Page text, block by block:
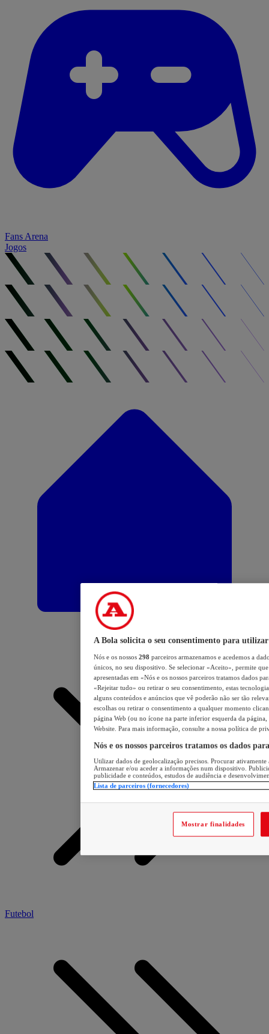
Fans Arena
Jogos
Futebol
A Bola solicita o seu consentimento para utilizar
Nós e os nossos 298 parceiros armazenamos e acedemos a
únicos, no seu dispositivo. Se selecionar «Aceito», permite
apresentadas em «Nós e os nossos parceiros tratamos dados
«Rejeitar tudo» ou retirar o seu consentimento, estas
alguns conteúdos e anúncios que vê poderão não ser tão
escolhas ou retirar o consentimento a qualquer momento
página Web (ou no ícone na parte inferior esquerda da página,
Website. Para mais informação, consulte a nossa política de
Nós e os nossos parceiros tratamos os dados
Utilizar dados de geolocalização precisos. Procurar
Armazenar e/ou aceder a informações num dispositivo.
publicidade e conteúdos, estudos de audiência e
Lista de parceiros (fornecedores)
Mostrar finalidades